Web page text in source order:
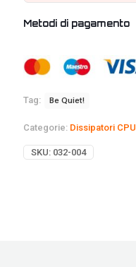
Metodi di pagamento
Tag: Be Quiet!
Categorie: Dissipatori CPU
SKU: 032-004